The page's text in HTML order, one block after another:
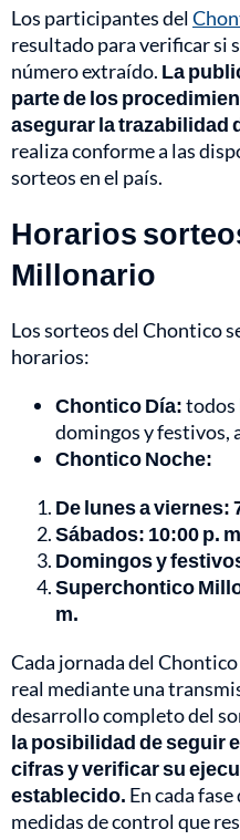
Los participantes del
resultado para verificar si
número extraído. La
parte de los
asegurar la trazabilidad
realiza conforme a las
sorteos en el país.
Horarios
Millonario
Los sorteos del Chontico
horarios:
Chontico Día:todos
domingos y festivos,
Chontico Noche:
De lunes a viernes:
Sábados: 10:00 p.
Domingos y
Superchontico
m.
Cada jornada del
real mediante una
desarrollo completo del
la posibilidad de seguir
cifras y verificar su
establecido. En cada
medidas de control que